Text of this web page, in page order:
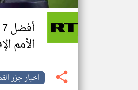
الأمم
اخبار جزر